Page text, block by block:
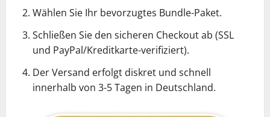
Wählen Sie Ihr bevorzugtes Bundle-Paket.
Schließen Sie den sicheren Checkout ab (SSL
und PayPal/Kreditkarte-verifiziert).
Der Versand erfolgt diskret und schnell
innerhalb von 3-5 Tagen in Deutschland.